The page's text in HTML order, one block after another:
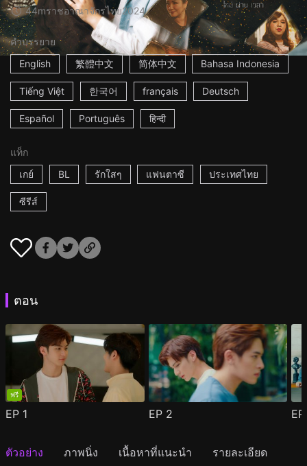
44mราชอาณาจักรไทย2024
คำบรรยาย
English
繁體中文 简体中文 Bahasa Indonesia
Tiếng Việt 한국어 français Deutsch
Español Português हिन्दी
แท็ก
เกย์
BL รักใสๆ แฟนตาซี ประเทศไทย
ซีรีส์
ตอน
ฟรี
EP 1 EP 2
ตัวอย่าง ภาพนิ่ง เนื้อหาที่แนะนำ รายละเอียด